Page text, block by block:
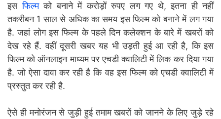
इसफिल्मको बनाने में करोड़ों रुपए लग गए थे, इतना ही नहीं
तकरीबन 1 साल से अधिक का समय इस फिल्म को बनाने में लग गया
है. जहां लोग इस फिल्म के पहले दिन कलेक्शन के बारे में खबरों को
देख रहे हैं. वहीं दूसरी खबर यह भी उड़ती हुई आ रही है, कि इस
फिल्म को ऑनलाइन माध्यम पर एचडी क्वालिटी में लिक कर दिया गया
है. जो ऐसा दावा कर रही है कि वह इस फिल्म को एचडी क्वालिटी में
प्रस्तुत कर रही है.
ऐसे ही मनोरंजन से जुड़ी हुई तमाम खबरों को जानने के लिए जुड़े रहे